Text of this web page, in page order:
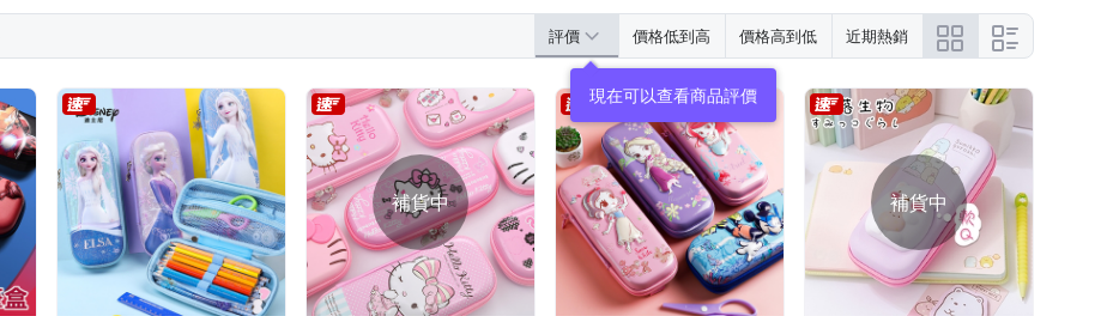
評價 價格低到高 價格高到低 近期熱銷
現在可以查看商品評價
補貨中 補貨中